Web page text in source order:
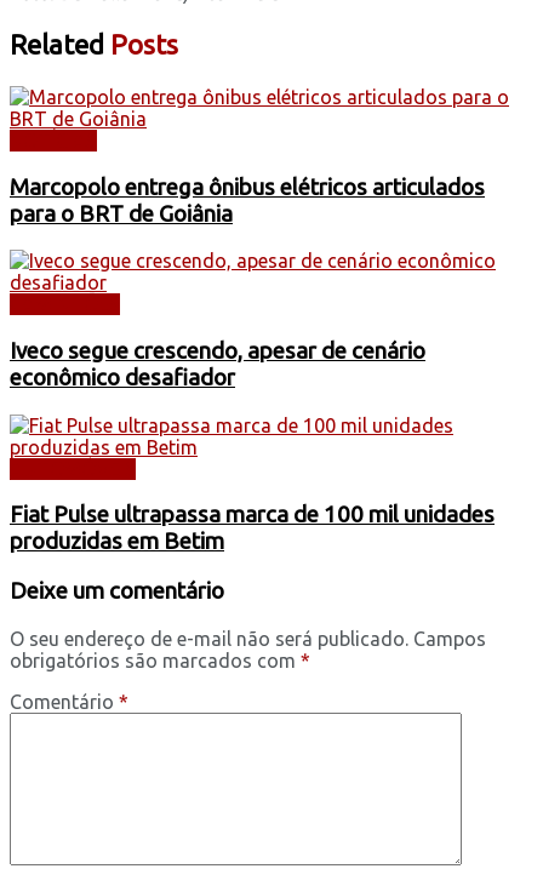
Related Posts
Marcopolo entrega ônibus elétricos articulados
para o BRT de Goiânia
Iveco segue crescendo, apesar de cenário
econômico desafiador
Fiat Pulse ultrapassa marca de 100 mil unidades
produzidas em Betim
Deixe um comentário
O seu endereço de e-mail não será publicado. Campos
obrigatórios são marcados com *
Comentário *